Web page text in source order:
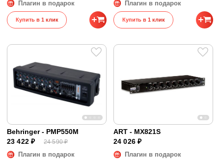
Плагин в подарок
Купить в 1 клик
Плагин в подарок
Купить в 1 клик
Behringer - PMP550M
23 422 ₽
24 590 ₽
Плагин в подарок
ART - MX821S
24 026 ₽
Плагин в подарок